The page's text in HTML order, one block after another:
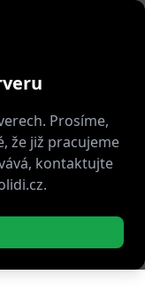
Prosíme,
že již pracujeme
kontaktujte